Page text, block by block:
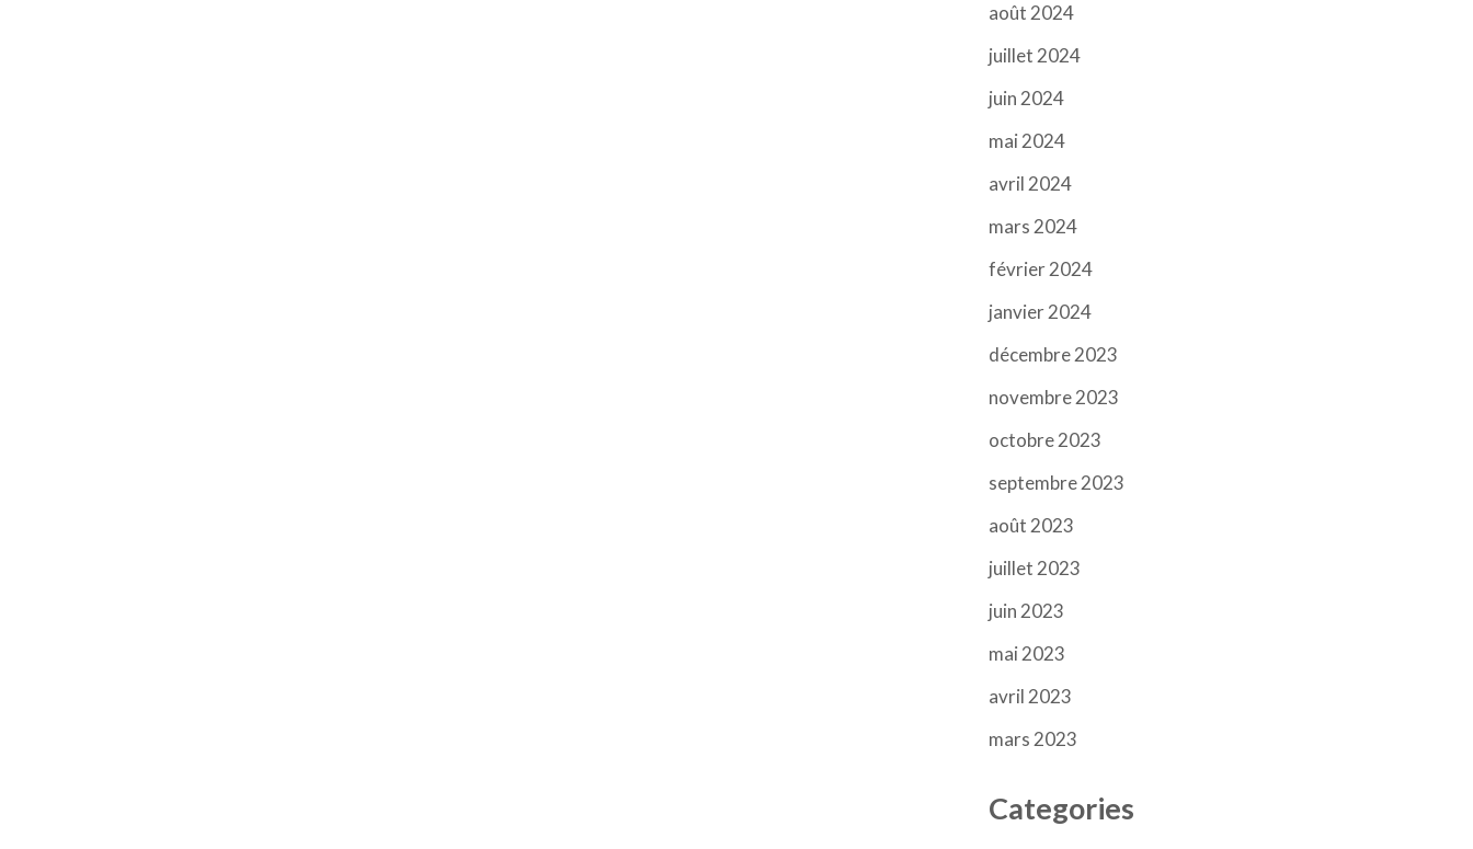
août 2024
juillet 2024
juin 2024
mai 2024
avril 2024
mars 2024
février 2024
janvier 2024
décembre 2023
novembre 2023
octobre 2023
septembre 2023
août 2023
juillet 2023
juin 2023
mai 2023
avril 2023
mars 2023
Categories